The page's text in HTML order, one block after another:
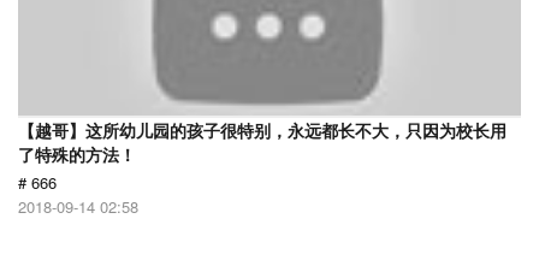
【越哥】这所幼儿园的孩子很特别，永远都长不大，只因为校长用
了特殊的方法！
# 666
2018-09-14 02:58